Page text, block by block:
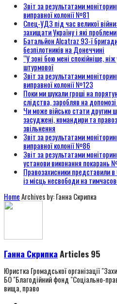
Звіт за результатами
виправної колонії №81
Спец-УДЗ під час великої
захищати Україну і які
Батальйон Alcatraz 93-ї
безпілотників на Донеччині
“У зоні бою мені спокійніше,
штурмової
Звіт за результатами
виправної колонії №123
Поки ми шукали гроші на
слідства, заробляв на допомозі
Чи може військо стати другим
засуджені, командири та
звільнення
Звіт за результатами
виправної колонії №86
Звіт за результатами
установи виконання покарань
Правозахисники представили
із місць несвободи на
HomeArchives by: Ганна Скрипка
Ганна СкрипкаArticles 95
Юристка Громадської організації
БО "Благодійний фонд "Соціально-
вища, право